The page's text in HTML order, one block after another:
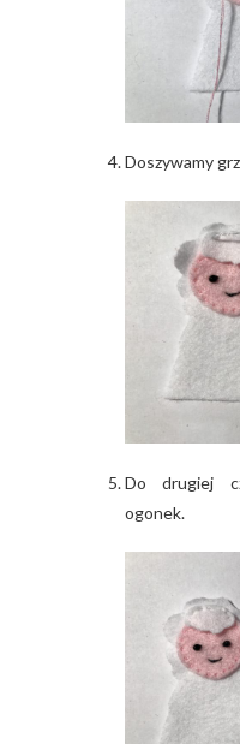
Doszywamy
Do drugiej
ogonek.